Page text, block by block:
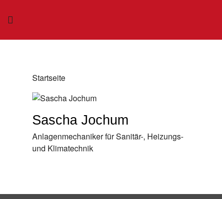
Startseite
Sascha Jochum
Anlagenmechaniker für Sanitär-, Heizungs-
und Klimatechnik